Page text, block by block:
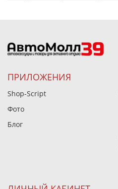
ПРИЛОЖЕНИЯ
Shop-Script
Фото
Блог